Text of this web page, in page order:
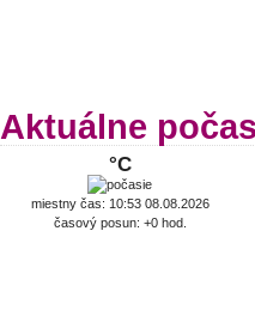
Aktuálne
°C
miestny čas: 10:53 08.08.2026
časový posun: +0 hod.